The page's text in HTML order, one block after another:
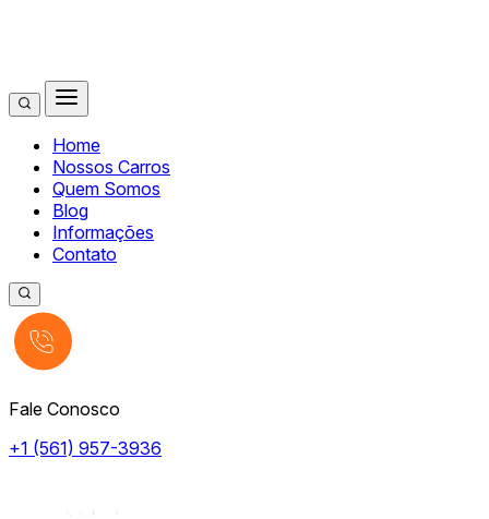
Home
Nossos Carros
Quem Somos
Blog
Informações
Contato
Fale Conosco
+1 (561) 957-3936